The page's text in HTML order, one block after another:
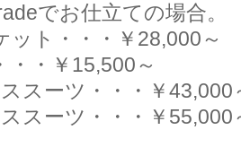
でお仕立ての場合。
ット・・・￥28,000～
・・￥15,500～
スーツ・・・￥43,000
スーツ・・・￥55,000